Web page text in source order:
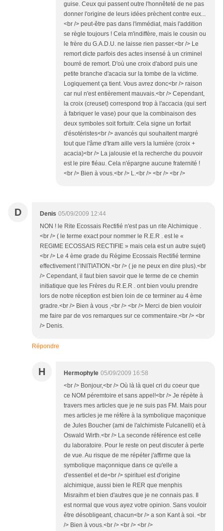
guise. Ceux qui passent outre l'honnêteté de ne pas
donner l'origine de leurs idées prèchent contre eux...
<br /> peut-être pas dans l'immédiat, mais l'addition
se règle toujours ! Cela m'indiffère, mais le cousin ou
le frère du G.A.D.U. ne laisse rien passer.<br /> Le
remort dicte parfois des actes insensé à un criminel
bourré de remort. D'où une croix d'abord puis une
petite branche d'acacia sur la tombe de la victime.
Logiquement ça tient. Vous avrez donc<br /> raison
car nul n'est entièrement mauvais.<br /> Cependant,
la croix (creuset) correspond trop à l'accacia (qui sert
à fabriquer le vase) pour que la combinaison des
deux symboles soit fortuitr. Cela signe un forfait
d'ésotéristes<br /> avancés qui souhaitent margré
tout que l'âme d'Iram aille vers la lumière (croix +
acacia)<br /> La jalousie et la recherche du pouvoir
est le pire fléau. Cela n'épargne aucune fraternité !
<br /> Bien à vous.<br /> L.<br /> <br /> <br />
D Denis 05/09/2009 12:44
NON ! le Rite Ecossais Rectifié n'est pas un rite Alchimique .
<br /> ( le terme exact pour nommer le R.E.R . est le «
REGIME ECOSSAIS RECTIFIE » mais cela est un autre sujet)
<br /> Le 4 ème grade du Régime Ecossais Rectifié termine
effectivement l’INITIATION.<br /> ( je ne peux en dire plus).<br
/> Cependant, il faut bien savoir que le terme de ce chemin
initiatique que les Frères du R.E.R . ont bien voulu prendre
lors de notre réception est bien loin de ce terminer au 4 ème
gradre.<br /> Bien à vous ,<br /> <br /> Merci de bien vouloir
me faire par de vos remarques sur ce commentaire.<br /> <br
/> Denis.
Répondre
H Hermophyle 05/09/2009 16:58
<br /> Bonjour,<br /> Où là là quel cri du coeur que
ce NOM péremtoire et sans appel!<br /> Je répète à
travers mes articles que je ne suis pas FM. Mais pour
mes articles je me réfère à la symbolique maçonique
de Jules Boucher (ami de l'alchimiste Fulcanelli) et à
Oswald Wirth.<br /> La seconde référence est celle
du laboratoire. Pour le reste on peut discuter à perte
de vue. Au risque de me répéter j'affirme que la
symbolique maçonnique dans ce qu'elle a
d'essentiel et de<br /> spirituel est d'origine
alchimique, aussi bien le RER que menphis
Misraihm et bien d'autres que je ne connais pas. Il
est normal que vous ayez votre opinion. Sans vouloir
être désobligeant, chacun<br /> a son Kant à soi. <br
/> Bien à vous.<br /> <br /> <br />